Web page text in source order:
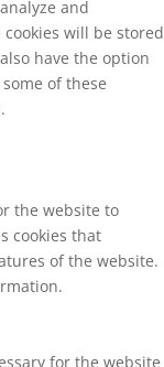
and
will be stored
have the option
of these
the website to
cookies that
of the website.
for the website